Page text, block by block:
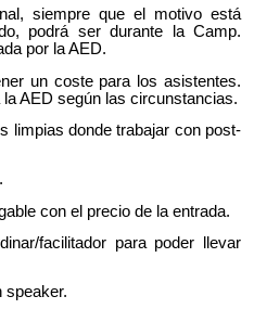
siempre que el motivo está
podrá ser durante la Camp.
por la AED.
un coste para los asistentes.
AED según las circunstancias.
limpias donde trabajar con post-
con el precio de la entrada.
facilitador para poder llevar
speaker.